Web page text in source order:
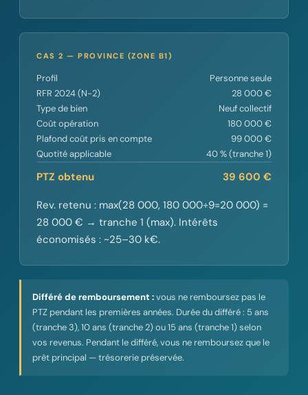
CAS 2 — PROVINCE (ZONE B1)
Profil
Personne seule
RFR 2024 (N-2)
28 000 €
Type de bien
Neuf collectif
Coût opération
180 000 €
Plafond coût pris en compte
99 000 €
Quotité applicable
40 % (tranche 1)
PTZ obtenu 39 600 €
Rev. retenu : max(28 000, 180 000÷9=20 000) =
28 000 € → tranche 1 (max). Intérêts
économisés : ~25–30 k€.
Différé de remboursement :vous ne remboursez pas le
PTZ pendant les premières années. Durée du différé : 5 ans
(tranche 3), 10 ans (tranche 2) ou 15 ans (tranche 1) selon
vos revenus. Pendant le différé, vous ne remboursez que le
prêt principal — trésorerie préservée.